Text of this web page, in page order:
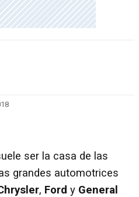
ser la casa de las
grandes automotrices
, Ford y General